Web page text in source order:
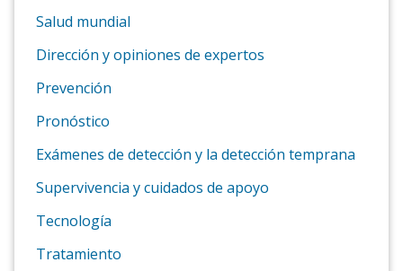
Salud mundial
Dirección y opiniones de expertos
Prevención
Pronóstico
Exámenes de detección y la detección temprana
Supervivencia y cuidados de apoyo
Tecnología
Tratamiento